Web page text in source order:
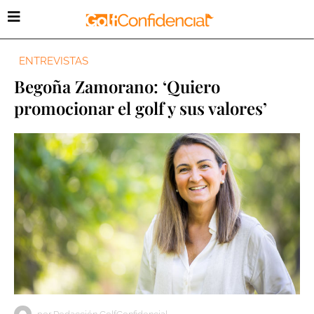
ENTREVISTAS
Begoña Zamorano: ‘Quiero
promocionar el golf y sus valores’